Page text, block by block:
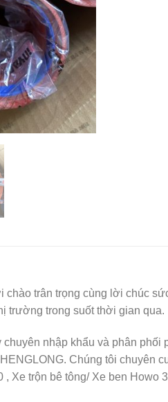
chào trân trọng cùng lời chúc
trường trong suốt thời gian qua.
chuyên nhập khẩu và phân
Chúng tôi chuyên
Xe trộn bê tông/ Xe ben Howo